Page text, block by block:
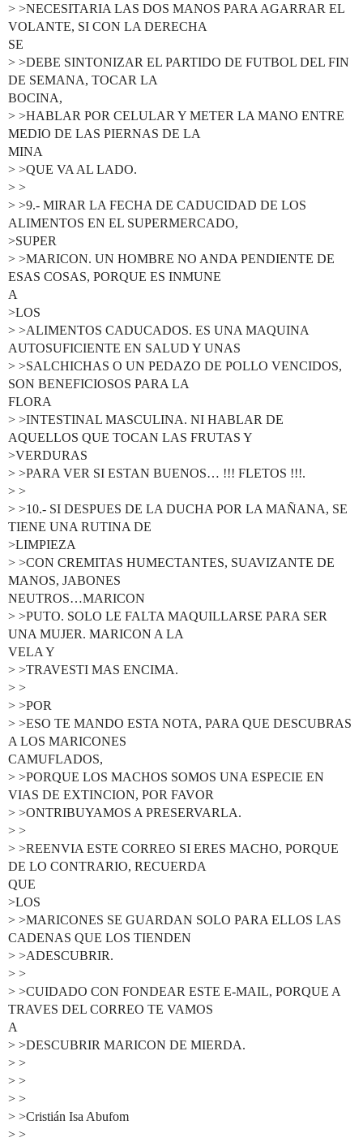
> >NECESITARIA LAS DOS MANOS PARA AGARRAR EL
VOLANTE, SI CON LA DERECHA
SE
> >DEBE SINTONIZAR EL PARTIDO DE FUTBOL DEL FIN
DE SEMANA, TOCAR LA
BOCINA,
> >HABLAR POR CELULAR Y METER LA MANO ENTRE
MEDIO DE LAS PIERNAS DE LA
MINA
> >QUE VA AL LADO.
> >
> >9.- MIRAR LA FECHA DE CADUCIDAD DE LOS
ALIMENTOS EN EL SUPERMERCADO,
>SUPER
> >MARICON. UN HOMBRE NO ANDA PENDIENTE DE
ESAS COSAS, PORQUE ES INMUNE
A
>LOS
> >ALIMENTOS CADUCADOS. ES UNA MAQUINA
AUTOSUFICIENTE EN SALUD Y UNAS
> >SALCHICHAS O UN PEDAZO DE POLLO VENCIDOS,
SON BENEFICIOSOS PARA LA
FLORA
> >INTESTINAL MASCULINA. NI HABLAR DE
AQUELLOS QUE TOCAN LAS FRUTAS Y
>VERDURAS
> >PARA VER SI ESTAN BUENOS… !!! FLETOS !!!.
> >
> >10.- SI DESPUES DE LA DUCHA POR LA MAÑANA, SE
TIENE UNA RUTINA DE
>LIMPIEZA
> >CON CREMITAS HUMECTANTES, SUAVIZANTE DE
MANOS, JABONES
NEUTROS…MARICON
> >PUTO. SOLO LE FALTA MAQUILLARSE PARA SER
UNA MUJER. MARICON A LA
VELA Y
> >TRAVESTI MAS ENCIMA.
> >
> >POR
> >ESO TE MANDO ESTA NOTA, PARA QUE DESCUBRAS
A LOS MARICONES
CAMUFLADOS,
> >PORQUE LOS MACHOS SOMOS UNA ESPECIE EN
VIAS DE EXTINCION, POR FAVOR
> >ONTRIBUYAMOS A PRESERVARLA.
> >
> >REENVIA ESTE CORREO SI ERES MACHO, PORQUE
DE LO CONTRARIO, RECUERDA
QUE
>LOS
> >MARICONES SE GUARDAN SOLO PARA ELLOS LAS
CADENAS QUE LOS TIENDEN
> >ADESCUBRIR.
> >
> >CUIDADO CON FONDEAR ESTE E-MAIL, PORQUE A
TRAVES DEL CORREO TE VAMOS
A
> >DESCUBRIR MARICON DE MIERDA.
> >
> >
> >
> >Cristián Isa Abufom
> >